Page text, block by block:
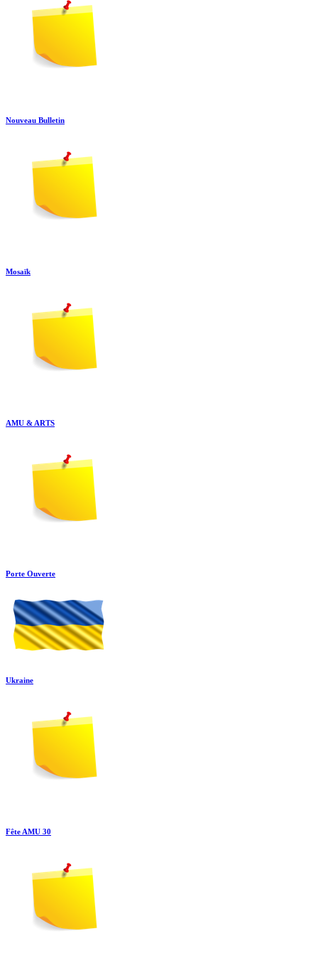
Nouveau Bulletin
Mosaïk
AMU & ARTS
Porte Ouverte
Ukraine
Fête AMU 30